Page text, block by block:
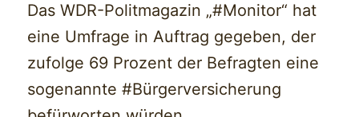
Das WDR-Politmagazin „#Monitor“ hat
eine Umfrage in Auftrag gegeben, der
zufolge 69 Prozent der Befragten eine
sogenannte #Bürgerversicherung